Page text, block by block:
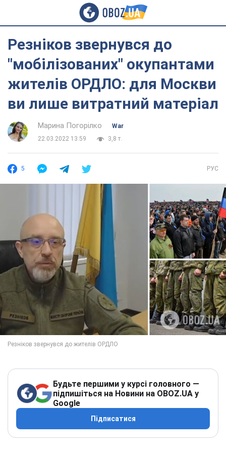
Резніков звернувся до
"мобілізованих" окупантами
жителів ОРДЛО: для Москви
ви лише витратний матеріал
Марина Погорілко
War
22.03.2022 13:59
3,8 т.
5 РУС
Будьте першими у курсі головного —
підпишіться на Новини на OBOZ.UA у
Google
Підписатися